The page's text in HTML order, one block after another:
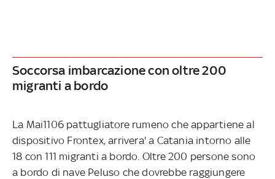
Soccorsa imbarcazione con oltre 200
migranti a bordo
La Mai1106 pattugliatore rumeno che appartiene al
dispositivo Frontex, arrivera' a Catania intorno alle
18 con 111 migranti a bordo. Oltre 200 persone sono
a bordo di nave Peluso che dovrebbe raggiungere